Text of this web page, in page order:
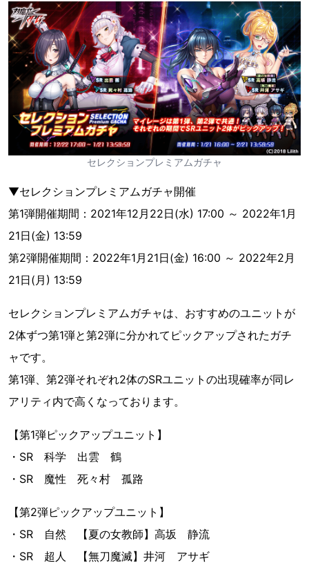
セレクションプレミアムガチャ
▼セレクションプレミアムガチャ開催
第1弾開催期間：2021年12月22日(水) 17:00 ～ 2022年1月
21日(金) 13:59
第2弾開催期間：2022年1月21日(金) 16:00 ～ 2022年2月
21日(月) 13:59
セレクションプレミアムガチャは、おすすめのユニットが
2体ずつ第1弾と第2弾に分かれてピックアップされたガチ
ャです。
第1弾、第2弾それぞれ2体のSRユニットの出現確率が同レ
アリティ内で高くなっております。
【第1弾ピックアップユニット】
・SR 科学 出雲 鶴
・SR 魔性 死々村 孤路
【第2弾ピックアップユニット】
・SR 自然 【夏の女教師】高坂 静流
・SR 超人 【無刀魔滅】井河 アサギ